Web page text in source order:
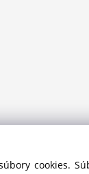
cookies.